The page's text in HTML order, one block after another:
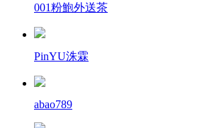
001粉鮑外送茶
PinYU洙霖
abao789